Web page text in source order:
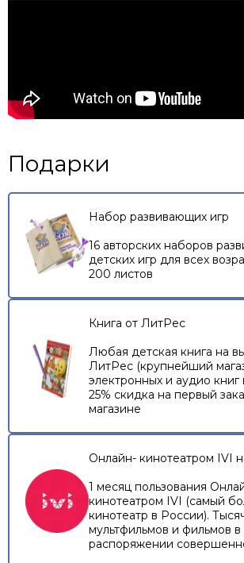
Подарки
Набор развивающих игр
16 авторских наборов
детских игр для всех
200 листов
Книга от ЛитРес
Любая детская книга на
ЛитРес (крупнейший
электронных и аудио книг
25% скидка на первый
магазине
Онлайн- кинотеатром IVI
1 месяц пользования
кинотеатром IVI (самый
кинотеатр в России).
мультфильмов и фильмов
распоряжении